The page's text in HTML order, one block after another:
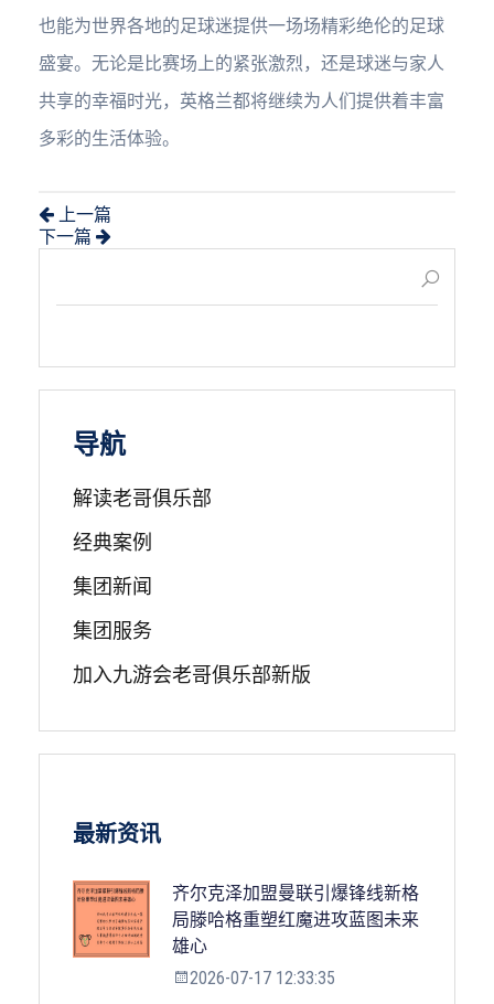
也能为世界各地的足球迷提供一场场精彩绝伦的足球
盛宴。无论是比赛场上的紧张激烈，还是球迷与家人
共享的幸福时光，英格兰都将继续为人们提供着丰富
多彩的生活体验。
上一篇
下一篇
导航
解读老哥俱乐部
经典案例
集团新闻
集团服务
加入九游会老哥俱乐部新版
最新资讯
齐尔克泽加盟曼联引爆锋线新格
局滕哈格重塑红魔进攻蓝图未来
雄心
2026-07-17 12:33:35